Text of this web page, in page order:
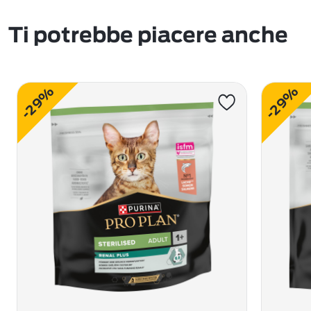
Ti potrebbe piacere anche
-29% -29%